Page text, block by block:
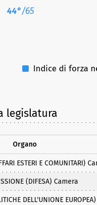
44°/65
Indice di forza
legislatura
Organo
ESTERI E COMUNITARI)
(DIFESA) Camera
DELL'UNIONE